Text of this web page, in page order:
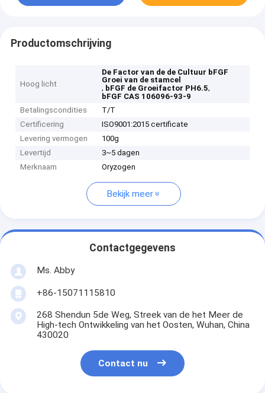
Productomschrijving
Hoog licht
De Factor van de de Cultuur bFGF
Groei van de stamcel
, bFGF de Groeifactor PH6.5,
bFGF CAS 106096-93-9
Betalingscondities
T/T
Certificering
ISO9001:2015 certificate
Levering vermogen
100g
Levertijd
3~5 dagen
Merknaam
Oryzogen
Bekijk meer
Contactgegevens
Ms. Abby
+86-15071115810
268 Shendun 5de Weg, Streek van de het Meer de
High-tech Ontwikkeling van het Oosten, Wuhan, China
430020
Contact nu